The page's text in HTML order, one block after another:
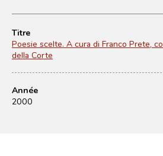
Titre
Poesie scelte. A cura di Franco Prete,
della Corte
Année
2000